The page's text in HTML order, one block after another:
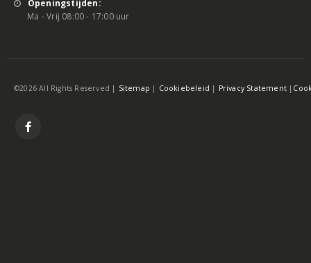
Openingstijden:
Ma - Vrij 08:00 - 17:00 uur
©2026 All Rights Reserved | Sitemap | Cookiebeleid | Privacy Statement |